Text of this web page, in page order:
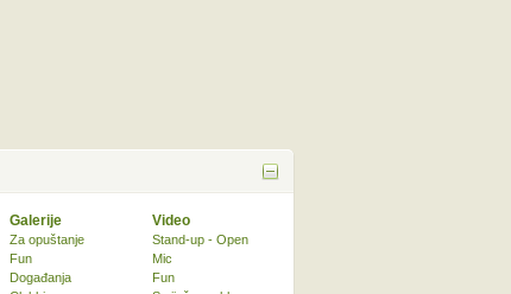
Galerije
Za opuštanje
Fun
Događanja
Video
Stand-up - Open
Mic
Fun